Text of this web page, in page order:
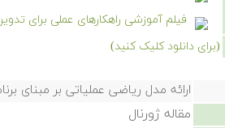
فیلم آموزشی راهکارهای عملی برای
(برای دانلود کلیک کنید)
ارائه مدل ریاضی عملیاتی بر مبنای
مقاله ژورنال